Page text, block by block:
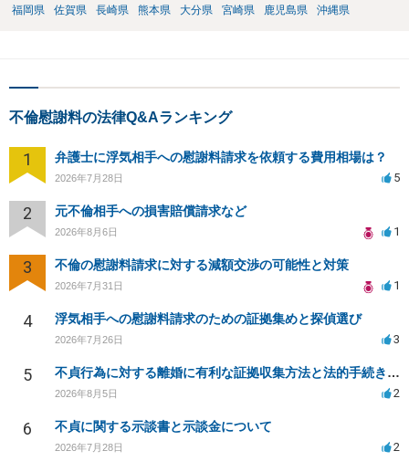
福岡県
佐賀県 長崎県 熊本県 大分県 宮崎県 鹿児島県 沖縄県
不倫慰謝料の法律Q&Aランキング
1 弁護士に浮気相手への慰謝料請求を依頼する費用相場は？
2026年7月28日 5
2 元不倫相手への損害賠償請求など
2026年8月6日 1
3 不倫の慰謝料請求に対する減額交渉の可能性と対策
2026年7月31日 1
4 浮気相手への慰謝料請求のための証拠集めと探偵選び
2026年7月26日 3
5 不貞行為に対する離婚に有利な証拠収集方法と法的手続きについて
2026年8月5日 2
6 不貞に関する示談書と示談金について
2026年7月28日 2